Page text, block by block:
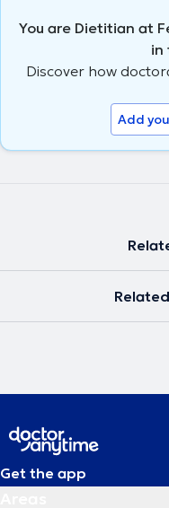
You are Dietitian at
in
Discover how
Add
Get the app